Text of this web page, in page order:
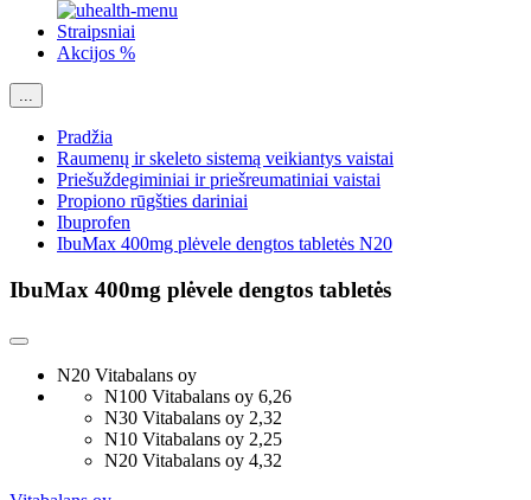
Straipsniai
Akcijos %
...
Pradžia
Raumenų ir skeleto sistemą veikiantys vaistai
Priešuždegiminiai ir priešreumatiniai vaistai
Propiono rūgšties dariniai
Ibuprofen
IbuMax 400mg plėvele dengtos tabletės N20
IbuMax 400mg plėvele dengtos tabletės
N20 Vitabalans oy
N100 Vitabalans oy 6,26
N30 Vitabalans oy 2,32
N10 Vitabalans oy 2,25
N20 Vitabalans oy 4,32